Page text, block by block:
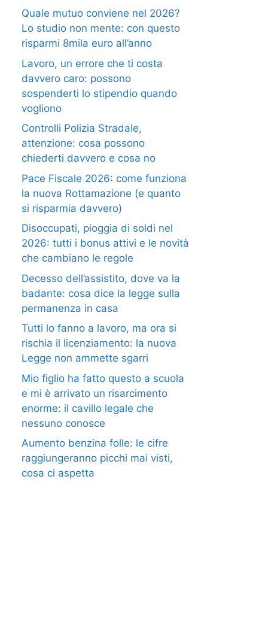
Quale mutuo conviene nel 2026?
Lo studio non mente: con questo
risparmi 8mila euro all’anno
Lavoro, un errore che ti costa
davvero caro: possono
sospenderti lo stipendio quando
vogliono
Controlli Polizia Stradale,
attenzione: cosa possono
chiederti davvero e cosa no
Pace Fiscale 2026: come funziona
la nuova Rottamazione (e quanto
si risparmia davvero)
Disoccupati, pioggia di soldi nel
2026: tutti i bonus attivi e le novità
che cambiano le regole
Decesso dell’assistito, dove va la
badante: cosa dice la legge sulla
permanenza in casa
Tutti lo fanno a lavoro, ma ora si
rischia il licenziamento: la nuova
Legge non ammette sgarri
Mio figlio ha fatto questo a scuola
e mi è arrivato un risarcimento
enorme: il cavillo legale che
nessuno conosce
Aumento benzina folle: le cifre
raggiungeranno picchi mai visti,
cosa ci aspetta